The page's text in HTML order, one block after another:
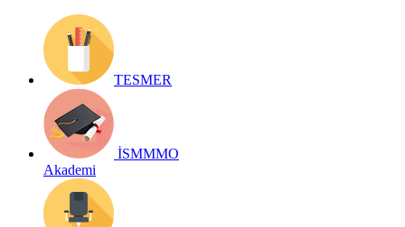
TESMER
İSMMMO
Akademi